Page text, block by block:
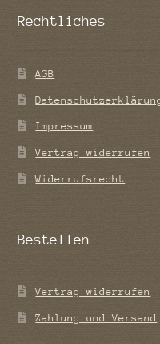
Rechtliches
AGB
Impressum
Vertrag widerrufen
Widerrufsrecht
Bestellen
Vertrag widerrufen
Zahlung und Versand